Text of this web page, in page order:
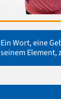
Ein Wort, eine
seinem Element,